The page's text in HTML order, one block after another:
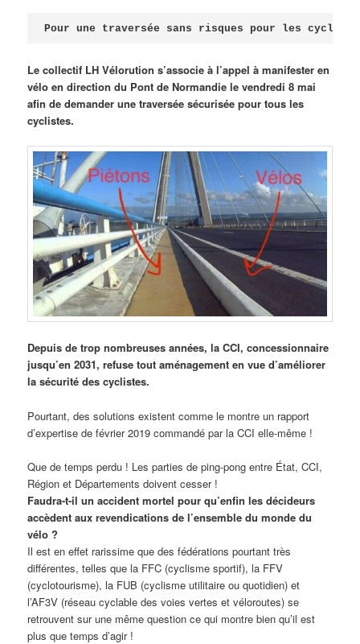
Pour une traversée sans risques pour les
Le collectif LH Vélorution s’associe à l’appel à manifester en
vélo en direction du Pont de Normandie le vendredi 8 mai
afin de demander une traversée sécurisée pour tous les
cyclistes.
Depuis de trop nombreuses années, la CCI, concessionnaire
jusqu’en 2031, refuse tout aménagement en vue d’améliorer
la sécurité des cyclistes.
Pourtant, des solutions existent comme le montre un rapport
d’expertise de février 2019 commandé par la CCI elle-même !
Que de temps perdu ! Les parties de ping-pong entre État, CCI,
Région et Départements doivent cesser !
Faudra-t-il un accident mortel pour qu’enfin les décideurs
accèdent aux revendications de l’ensemble du monde du
vélo ?
Il est en effet rarissime que des fédérations pourtant très
différentes, telles que la FFC (cyclisme sportif), la FFV
(cyclotourisme), la FUB (cyclisme utilitaire ou quotidien) et
l’AF3V (réseau cyclable des voies vertes et véloroutes) se
retrouvent sur une même question ce qui montre bien qu’il est
plus que temps d’agir !